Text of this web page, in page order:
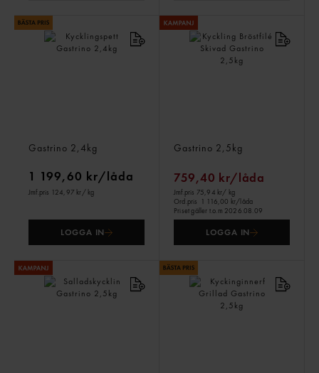
Gastrino 2,4kg
1 199,60 kr/låda
Jmf.pris 124,97 kr/ kg
LOGGA IN
Gastrino 2,5kg
759,40 kr/låda
Jmf.pris 75,94 kr/ kg
Ord.pris
1 116,00 kr/låda
Priset gäller t.o.m 2026.08.09
LOGGA IN